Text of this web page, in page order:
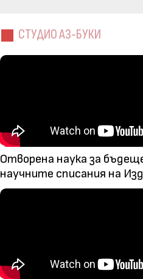
СТУДИО АЗ-БУКИ
Отворена наука за
научните списания на